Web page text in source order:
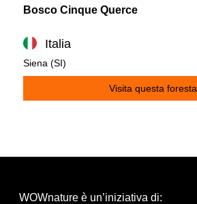
Bosco Cinque Querce
Italia
Siena (SI)
Visita questa foresta
WOWnature è un’iniziativa di: